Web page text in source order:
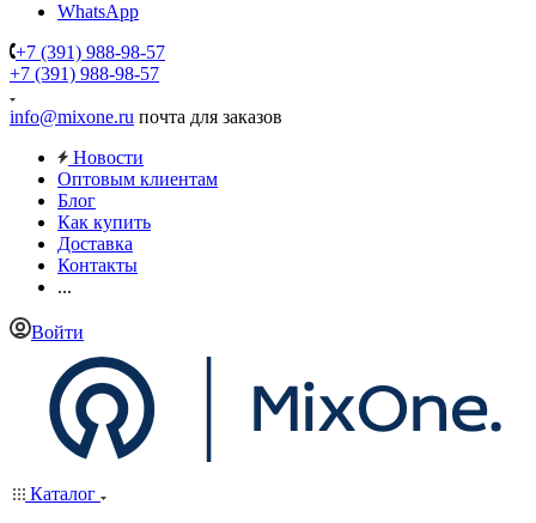
WhatsApp
+7 (391) 988-98-57
+7 (391) 988-98-57
info@mixone.ru почта для заказов
Новости
Оптовым клиентам
Блог
Как купить
Доставка
Контакты
...
Войти
Каталог